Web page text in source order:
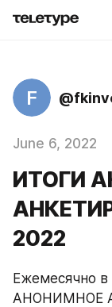
F
June 6, 2022
ИТОГИ
2022
Ежемесячно
АНОНИМНОЕ